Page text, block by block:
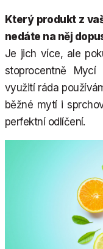
Který produkt z
nedáte na něj
Je jich více, ale
stoprocentně
využití ráda
běžné mytí i
perfektní odlíčení.